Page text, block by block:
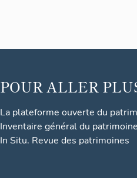
POUR ALLER
La plateforme ouverte du
Inventaire général du patrimoine
In Situ. Revue des patrimoines